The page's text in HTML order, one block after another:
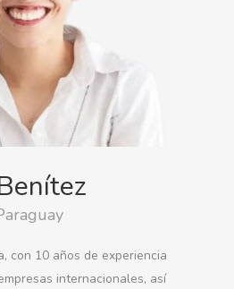
con 10 años de experiencia
internacionales, así